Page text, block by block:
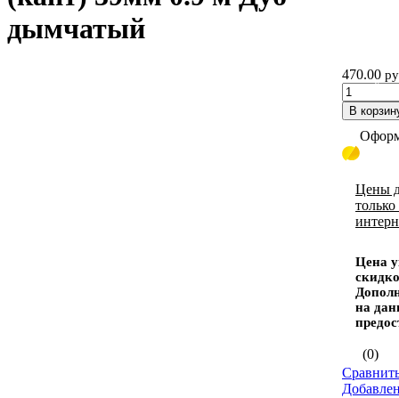
дымчатый
470.00
Кант
В
Цены
Цена
на
(0)